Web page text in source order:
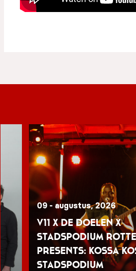
09 - augustus, 2026
V11 x De Doelen x
Stadspodium
presents: Kossa
Stadspodium